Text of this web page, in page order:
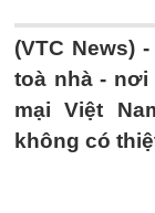
(VTC News) -
toà nhà -
mại Việt
không có